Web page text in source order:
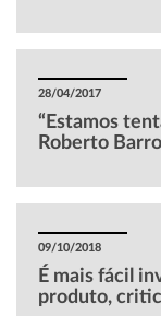
28/04/2017
“Estamos
Roberto
09/10/2018
É mais fácil
produto,